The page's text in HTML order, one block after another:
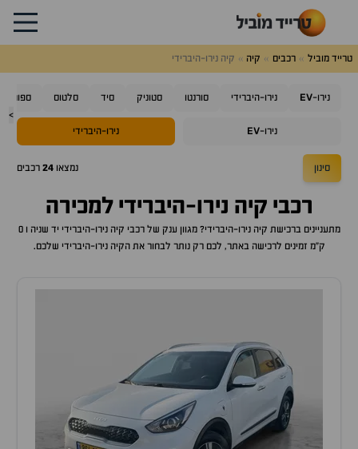
טרייד מוביל רכבים קיה קיה נירו-היברידי
>
נירו-EV נירו-היברידי סורנטו סטוניק סיד סלטוס
נירו-EV נירו-היברידי
סינון נמצאו 24 רכבים
רכבי קיה נירו-היברידי למכירה
מתעניינים ברכישת קיה נירו-היברידי? מגוון ענק של רכבי קיה נירו-היברידי
יד שניה ו 0
ק"מ זמינים לרכישה באתר, לכם רק נותר לבחור את הקיה נירו-היברידי שלכם.